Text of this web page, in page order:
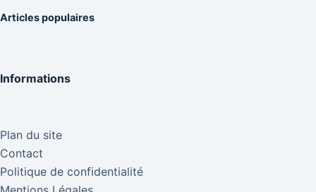
Articles populaires
Informations
Plan du site
Contact
Politique de confidentialité